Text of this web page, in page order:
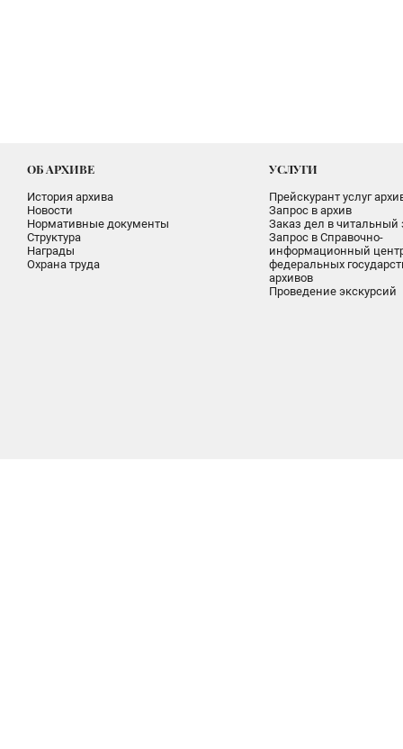
ОБ АРХИВЕ
История архива
Новости
Нормативные документы
Структура
Награды
Охрана труда
УСЛУГИ
Прейскурант услуг
Запрос в архив
Заказ дел в читальный
Запрос в Справочно-
информационный
федеральных
архивов
Проведение экскурсий